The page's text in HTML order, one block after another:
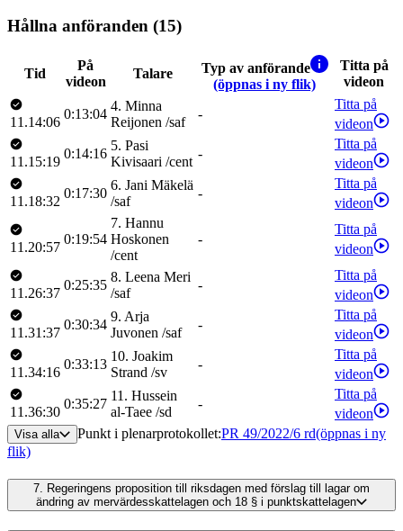
Hållna anföranden (15)
Tid
På
videon
Talare
Typ av anförande
(öppnas i ny flik)
Titta på
videon
11.14:06
0:13:04
4. Minna
Reijonen /saf
-
Titta på
videon
11.15:19
0:14:16
5. Pasi
Kivisaari /cent
-
Titta på
videon
11.18:32
0:17:30
6. Jani Mäkelä
/saf
-
Titta på
videon
11.20:57
0:19:54
7. Hannu
Hoskonen
/cent
-
Titta på
videon
11.26:37
0:25:35
8. Leena Meri
/saf
-
Titta på
videon
11.31:37
0:30:34
9. Arja
Juvonen /saf
-
Titta på
videon
11.34:16
0:33:13
10. Joakim
Strand /sv
-
Titta på
videon
11.36:30
0:35:27
11. Hussein
al-Taee /sd
-
Titta på
videon
Visa alla Punkt i plenarprotokollet:PR 49/2022/6 rd(öppnas i ny
flik)
7. Regeringens proposition till riksdagen med förslag till lagar om
ändring av mervärdesskattelagen och 18 § i punktskattelagen